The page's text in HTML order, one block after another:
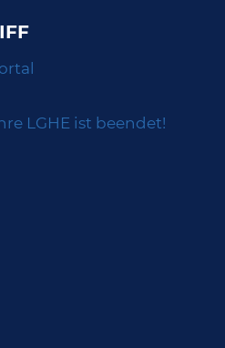
LGHE ist beendet!